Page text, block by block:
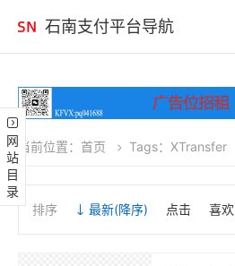
石南支付平台导航
网站目录 当前位置： 首页 Tags：XTransfer
排序 最新(降序) 点击 喜欢